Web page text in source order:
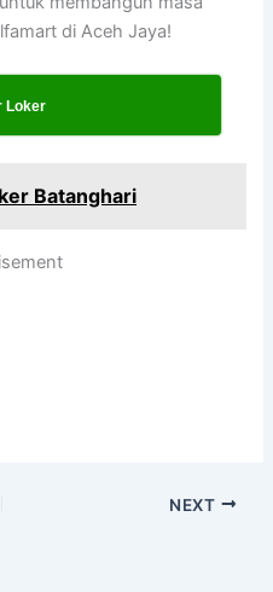
di Aceh Jaya!
Loker
Batanghari
NEXT